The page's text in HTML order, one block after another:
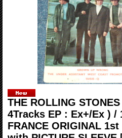
THE ROLLING
4Tracks EP : Ex+/Ex ) /
FRANCE ORIGINAL